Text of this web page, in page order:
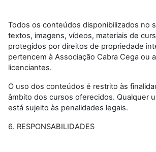
Todos os conteúdos disponibilizados no
textos, imagens, vídeos, materiais de
protegidos por direitos de propriedade
pertencem à Associação Cabra Cega ou
licenciantes.
O uso dos conteúdos é restrito às
âmbito dos cursos oferecidos. Qualquer
está sujeito às penalidades legais.
6. RESPONSABILIDADES